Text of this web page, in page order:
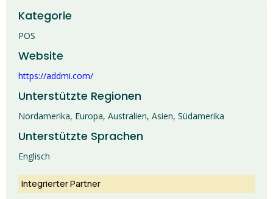
Kategorie
POS
Website
https://addmi.com/
Unterstützte Regionen
Nordamerika, Europa, Australien, Asien, Südamerika
Unterstützte Sprachen
Englisch
Integrierter Partner